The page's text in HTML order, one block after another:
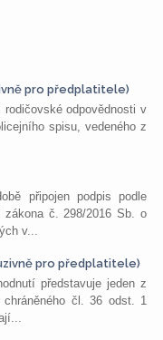
pro předplatitele)
odpovědnosti v
spisu, vedeného z
připojen podpis podle
č. 298/2016 Sb. o
v...
pro předplatitele)
představuje jeden z
čl. 36 odst. 1